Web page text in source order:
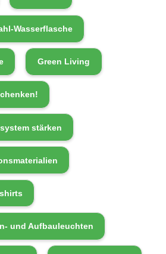
Wasserflasche
Green Living
stärken
und Aufbauleuchten